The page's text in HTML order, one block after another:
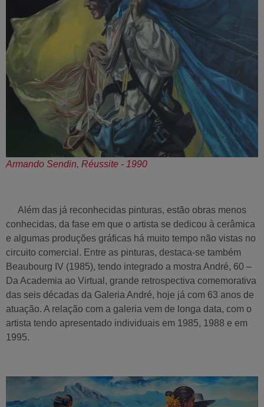
Armando Sendin, Réussite - 1990
Além das já reconhecidas pinturas, estão obras menos
conhecidas, da fase em que o artista se dedicou à cerâmica
e algumas produções gráficas há muito tempo não vistas no
circuito comercial. Entre as pinturas, destaca-se também
Beaubourg IV (1985), tendo integrado a mostra André, 60 –
Da Academia ao Virtual, grande retrospectiva comemorativa
das seis décadas da Galeria André, hoje já com 63 anos de
atuação. A relação com a galeria vem de longa data, com o
artista tendo apresentado individuais em 1985, 1988 e em
1995.